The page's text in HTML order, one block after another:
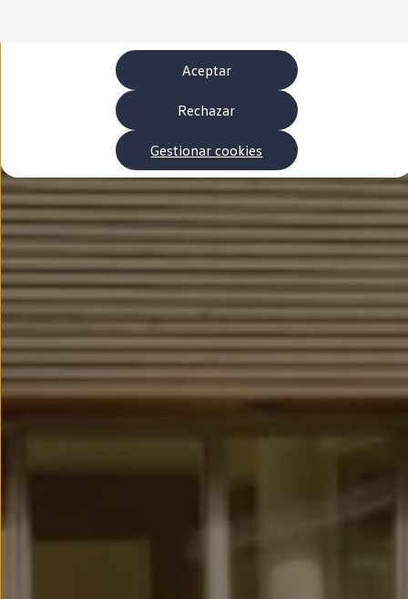
Buscar servicios para tu modelo
Volkswagen Apps, inicio de sesión y tienda
Conectar el móvil con el vehículo
Actualizaciones del software, los mapas y las
Mantenimiento y reparaciones
Revisiones e ITV
Aceite y líquidos del motor
Baterías
Frenos
Motor y chasis
Aire acondicionado y filtros
Faros y lunas
Carrocería y pintura
Llantas y neumáticos
Recambios Volkswagen
Accesorios y merchandising
Seguridad
Transporte
Entretenimiento
Personalización
Carga
Merchandising
Aceptar
Rechazar
Gestionar cookies